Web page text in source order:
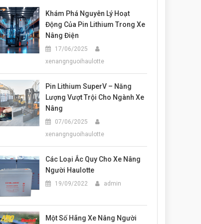
Khám Phá Nguyên Lý Hoạt
Động Của Pin Lithium Trong Xe
Nâng Điện
17/06/2025
xenangnguoihaulotte
Pin Lithium SuperV – Năng
Lượng Vượt Trội Cho Ngành Xe
Nâng
07/06/2025
xenangnguoihaulotte
Các Loại Ắc Quy Cho Xe Nâng
Người Haulotte
19/09/2022 admin
Một Số Hãng Xe Nâng Người